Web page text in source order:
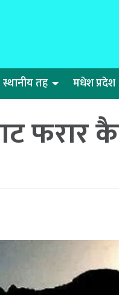
स्थानीय तह मधेश प्रदेश
फरार